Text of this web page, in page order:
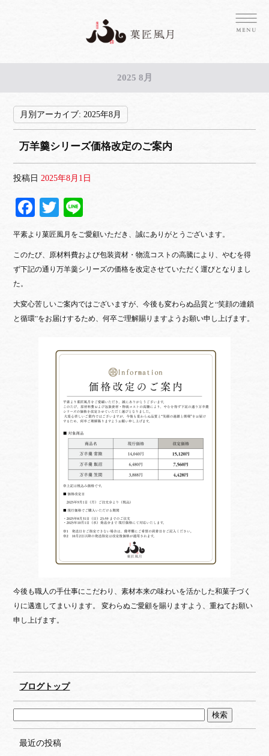
2025 8月
月別アーカイブ:2025年8月
万羊羹シリーズ価格改定のご案内
投稿日 2025年8月1日
Fa
ce
bo
ok
T
wi
tte
r
ne
平素より菓匠風月をご愛顧いただき、誠にありがとうございます。
このたび、原材料費および包装資材・物流コストの高騰により、やむを得
ず下記の通り万羊羹シリーズの価格を改定させていただく運びとなりまし
た。
大変心苦しいご案内ではございますが、今後も変わらぬ品質と“笑顔の連鎖
と循環”をお届けするため、何卒ご理解賜りますようお願い申し上げます。
今後も職人の手仕事にこだわり、素材本来の味わいを活かした和菓子づく
りに邁進してまいります。 変わらぬご愛顧を賜りますよう、重ねてお願い
申し上げます。
ブログトップ
最近の投稿